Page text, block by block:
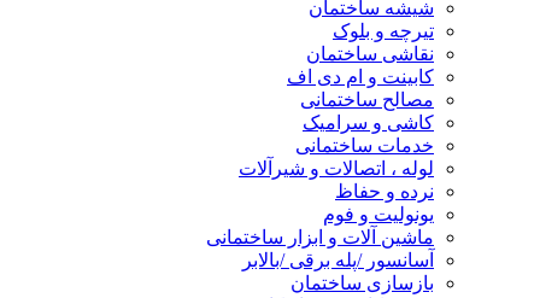
شیشه ساختمان
تیرچه و بلوک
نقاشی ساختمان
کابینت و ام دی اف
مصالح ساختمانی
کاشی و سرامیک
خدمات ساختمانی
لوله ، اتصالات و شیرآلات
نرده و حفاظ
یونولیت و فوم
ماشین آلات و ابزار ساختمانی
آسانسور /پله برقی /بالابر
بازسازی ساختمان